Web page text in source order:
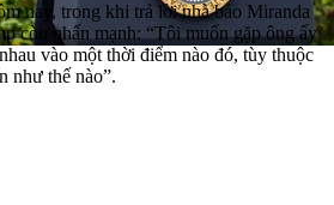
nay, trong khi trả lời nhà báo Miranda
còn nhấn mạnh: “Tôi muốn gặp ông ấy
vào một thời điểm nào đó, tùy thuộc
như thế nào”.